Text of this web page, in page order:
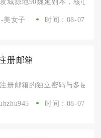
美女子 时间：08-07
册邮箱
册邮箱的独立密码与多层保
时间：08-07